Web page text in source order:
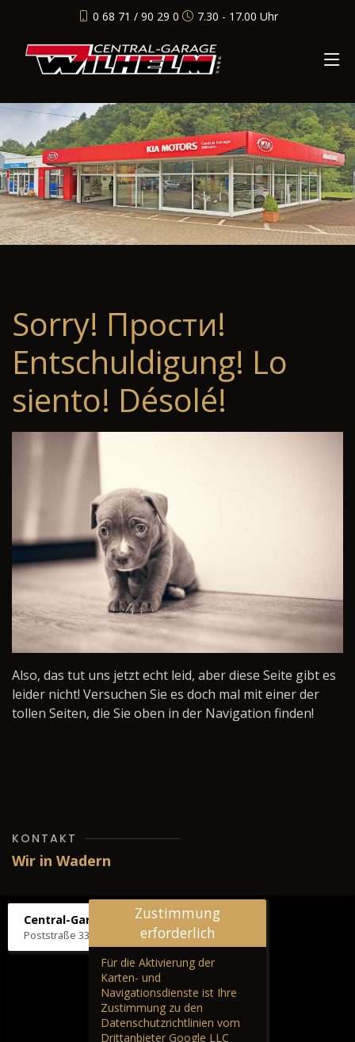
0 68 71 / 90 29 0 7.30 - 17.00 Uhr
Sorry! Прости!
Entschuldigung! Lo
siento! Désolé!
Also, das tut uns jetzt echt leid, aber diese Seite gibt es
leider nicht! Versuchen Sie es doch mal mit einer der
tollen Seiten, die Sie oben in der Navigation finden!
KONTAKT
Wir in Wadern
Central-Garage H. Wilhelm
Poststraße 33, 66687 Wadern
Zustimmung
erforderlich
Für die Aktivierung der
Karten- und
Navigationsdienste ist Ihre
Zustimmung zu den
Datenschutzrichtlinien vom
Drittanbieter Google LLC